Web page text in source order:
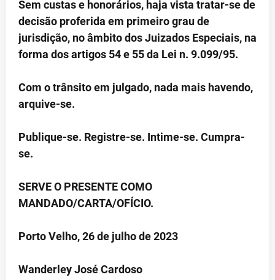
Sem custas e honorários, haja vista tratar-se de
decisão proferida em primeiro grau de
jurisdição, no âmbito dos Juizados Especiais, na
forma dos artigos 54 e 55 da Lei n. 9.099/95.
Com o trânsito em julgado, nada mais havendo,
arquive-se.
Publique-se. Registre-se. Intime-se. Cumpra-
se.
SERVE O PRESENTE COMO
MANDADO/CARTA/OFÍCIO.
Porto Velho, 26 de julho de 2023
Wanderley José Cardoso